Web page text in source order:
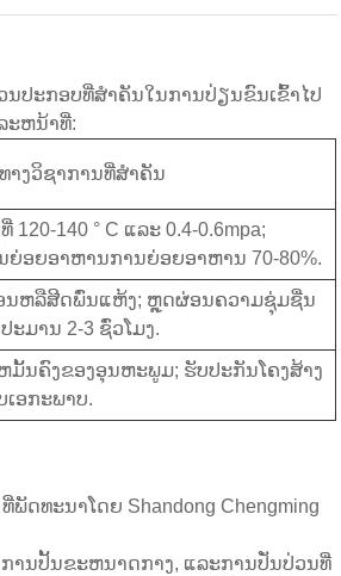
ນປະກອບທີ່ສໍາຄັນໃນການປ່ຽນຂົນເຂົ້າໄປ
ະຫນ້າທີ່:
າງວິຊາການທີ່ສໍາຄັນ
120-140 ° C ແລະ 0.4-0.6mpa;
ຍ່ອຍອາຫານການຍ່ອຍອາຫານ 70-80%.
ນຫລືສີດພົ່ນແຫ້ງ; ຫຼຸດຜ່ອນຄວາມຊຸ່ມຊື່ນ
ະມານ 2-3 ຊົ່ວໂມງ.
ມັ້ນຄົງຂອງອຸນຫະພູມ; ຮັບປະກັນໂຄງສ້າງ
ອກະພາບ.
ດທະນາໂດຍ Shandong Chengming
ານປັ້ນຂະຫນາດກາງ, ແລະການປັ່ນປ່ວນທີ່